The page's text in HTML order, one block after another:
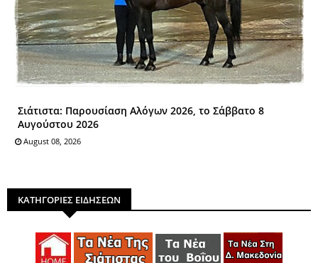
Σιάτιστα: Παρουσίαση Αλόγων 2026, το Σάββατο 8
Αυγούστου 2026
August 08, 2026
ΚΑΤΗΓΟΡΙΕΣ ΕΙΔΗΣΕΩΝ